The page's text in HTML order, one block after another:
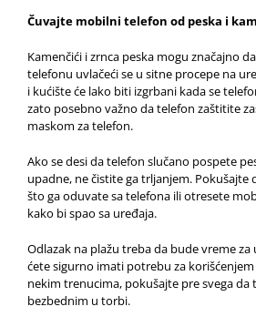
Čuvajte mobilni telefon od peska i
Kamenčići i zrnca peska mogu značajno
telefonu uvlačeći se u sitne procepe na
i kućište će lako biti izgrbani kada se
zato posebno važno da telefon zaštitite
maskom za telefon.
Ako se desi da telefon slučano pospete
upadne, ne čistite ga trljanjem. Pokušajte
što ga oduvate sa telefona ili otresete
kako bi spao sa uređaja.
Odlazak na plažu treba da bude vreme
ćete sigurno imati potrebu za
nekim trenucima, pokušajte pre svega da
bezbednim u torbi.